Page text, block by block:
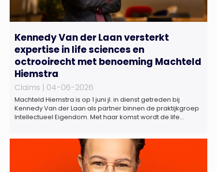
Kennedy Van der Laan versterkt
expertise in life sciences en
octrooirecht met benoeming Machteld
Hiemstra
Claims | 04-06-2026
Machteld Hiemstra is op 1 juni jl. in dienst getreden bij
Kennedy Van der Laan als partner binnen de praktijkgroep
Intellectueel Eigendom. Met haar komst wordt de life
gespecialiseerd in nationale en internationale wet- en
regelgeving relevant voor de life sciences sector en de […]